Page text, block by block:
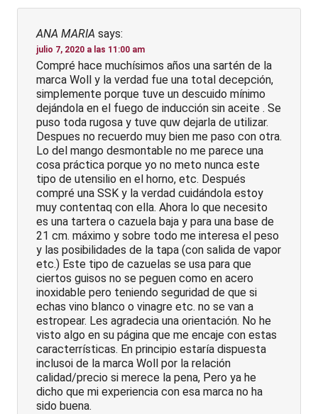
ANA MARIA says:
julio 7, 2020 a las 11:00 am
Compré hace muchísimos años una sartén de la
marca Woll y la verdad fue una total decepción,
simplemente porque tuve un descuido mínimo
dejándola en el fuego de inducción sin aceite . Se
puso toda rugosa y tuve quw dejarla de utilizar.
Despues no recuerdo muy bien me paso con otra.
Lo del mango desmontable no me parece una
cosa práctica porque yo no meto nunca este
tipo de utensilio en el horno, etc. Después
compré una SSK y la verdad cuidándola estoy
muy contentaq con ella. Ahora lo que necesito
es una tartera o cazuela baja y para una base de
21 cm. máximo y sobre todo me interesa el peso
y las posibilidades de la tapa (con salida de vapor
etc.) Este tipo de cazuelas se usa para que
ciertos guisos no se peguen como en acero
inoxidable pero teniendo seguridad de que si
echas vino blanco o vinagre etc. no se van a
estropear. Les agradecia una orientación. No he
visto algo en su página que me encaje con estas
caracterrísticas. En principio estaría dispuesta
inclusoi de la marca Woll por la relación
calidad/precio si merece la pena, Pero ya he
dicho que mi experiencia con esa marca no ha
sido buena.